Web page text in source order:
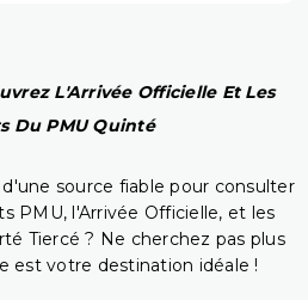
L'Arrivée Officielle Et Les
Du PMU Quinté
source fiable pour consulter
PMU, l'Arrivée Officielle, et les
Tiercé ? Ne cherchez pas plus
est votre destination idéale !